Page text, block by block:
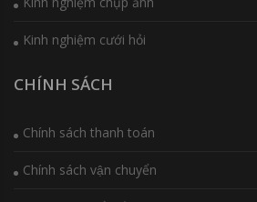
Kinh nghiệm cưới hỏi
CHÍNH SÁCH
Chính sách thanh toán
Chính sách vận chuyển